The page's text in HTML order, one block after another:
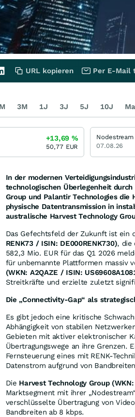
In der modernen
technologischen Überlegenheit
Group und Palantir Technologies
physische Datentransmission in
australische Harvest Technology
Das Gefechtsfeld der Zukunft ist ein
RENK73 / ISIN: DE000RENK730), die
582,3 Mio. EUR für das Q1 2026
für unbemannte Plattformen massiv
(WKN: A2QAZE / ISIN:
Streitkräfte und erzielte zuletzt
Die „Connectivity-Gap“ als
Es gibt jedoch eine kritische
Abhängigkeit von stabilen
Gebieten mit aktiver elektronischer
Übertragungswege an ihre Grenzen.
Fernsteuerung eines mit RENK-
Datenstrom aufgrund von
Die Harvest Technology Group
Marktsegment mit ihrer
verschlüsselte Übertragung von
Bandbreiten ab 8 kbps.
URL kopieren Per E-Mail
3M 1J 3J 5J 10J
+13,69 %
50,77 EUR
Nodestream
07.08.26